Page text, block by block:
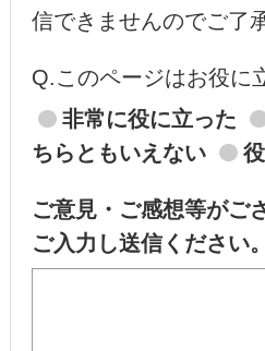
信できませんのでご了
Q.このページはお役に
非常に役に立った
ちらともいえない
ご意見・ご感想等がご
ご入力し送信ください。